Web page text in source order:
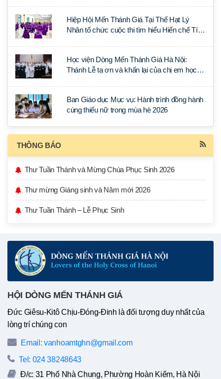
Hiệp Hội Mến Thánh Giá Tại Thế Hạt Lý
Nhân tổ chức cuộc thi tìm hiểu Hiến chế Tín
Học viện Dòng Mến Thánh Giá Hà Nội:
Thánh Lễ tạ ơn và khấn lại của chị em học
Ban Giáo dục Mục vụ: Hành trình đồng hành
cùng thiếu nữ trong mùa hè 2026
THÔNG BÁO
Thư Tuần Thánh và Mừng Chúa Phục Sinh 2026
Thư mừng Giáng sinh và Năm mới 2026
Thư Tuần Thánh – Lễ Phục Sinh
HỘI DÒNG MẾN THÁNH GIÁ
Đức Giêsu-Kitô Chịu-Đóng-Đinh là đối tượng duy nhất của
lòng trí chúng con
Email: vanhoamtghn@gmail.com
Tel: 024 38248643
Đ/c: 31 Phố Nhà Chung, Phường Hoàn Kiếm, Hà Nội